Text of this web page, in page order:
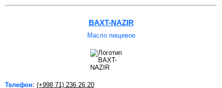
BAXT-NAZIR
Масло пищевое
Телефон: (+998 71) 236 26 20